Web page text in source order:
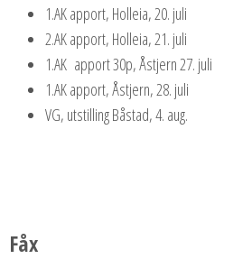
1.AK apport, Holleia, 20. juli
2.AK apport, Holleia, 21. juli
1.AK apport 30p, Åstjern 27. juli
1.AK apport, Åstjern, 28. juli
VG, utstilling Båstad, 4. aug.
Fåx